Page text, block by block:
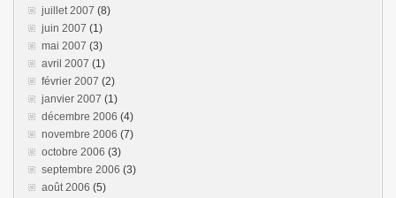
juillet 2007 (8)
juin 2007 (1)
mai 2007 (3)
avril 2007 (1)
février 2007 (2)
janvier 2007 (1)
décembre 2006 (4)
novembre 2006 (7)
octobre 2006 (3)
septembre 2006 (3)
août 2006 (5)